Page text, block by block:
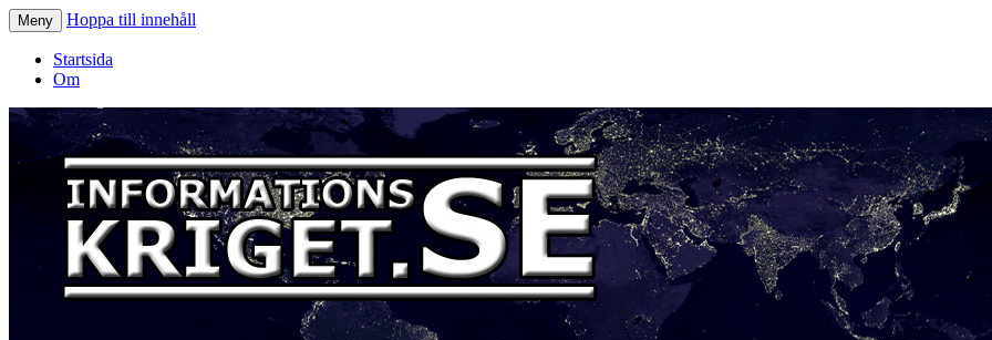
Informationskriget.se
Meny Hoppa till innehåll
Startsida
Om